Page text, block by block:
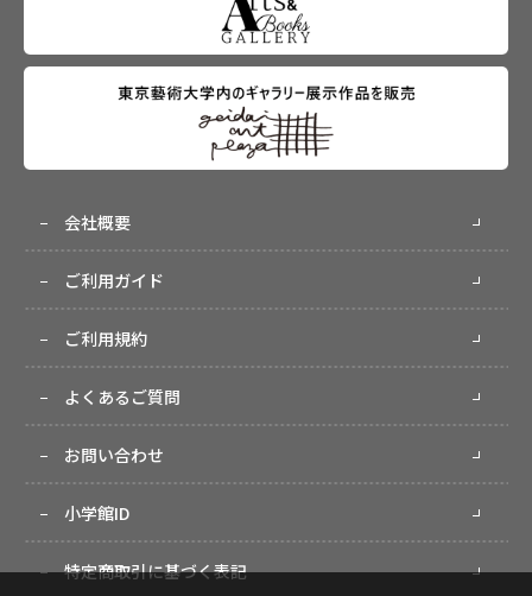
会社概要
ご利用ガイド
ご利用規約
よくあるご質問
お問い合わせ
小学館ID
特定商取引に基づく表記